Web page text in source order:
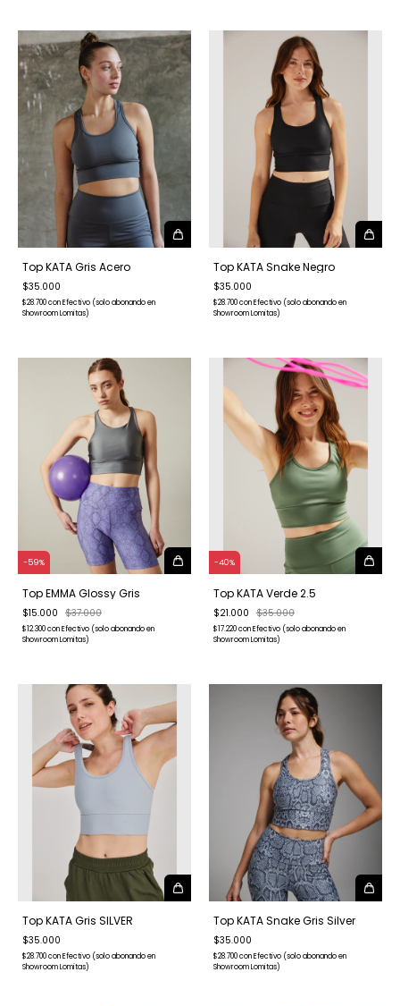
Top KATA Gris Acero
$35.000
$28.700conEfectivo (solo abonando en
Showroom Lomitas)
Top KATA Snake Negro
$35.000
$28.700conEfectivo (solo abonando en
Showroom Lomitas)
-59%
Top EMMA Glossy Gris
$15.000 $37.000
$12.300conEfectivo (solo abonando en
Showroom Lomitas)
-40%
Top KATA Verde 2.5
$21.000 $35.000
$17.220conEfectivo (solo abonando en
Showroom Lomitas)
Top KATA Gris SILVER
$35.000
$28.700conEfectivo (solo abonando en
Showroom Lomitas)
Top KATA Snake Gris Silver
$35.000
$28.700conEfectivo (solo abonando en
Showroom Lomitas)